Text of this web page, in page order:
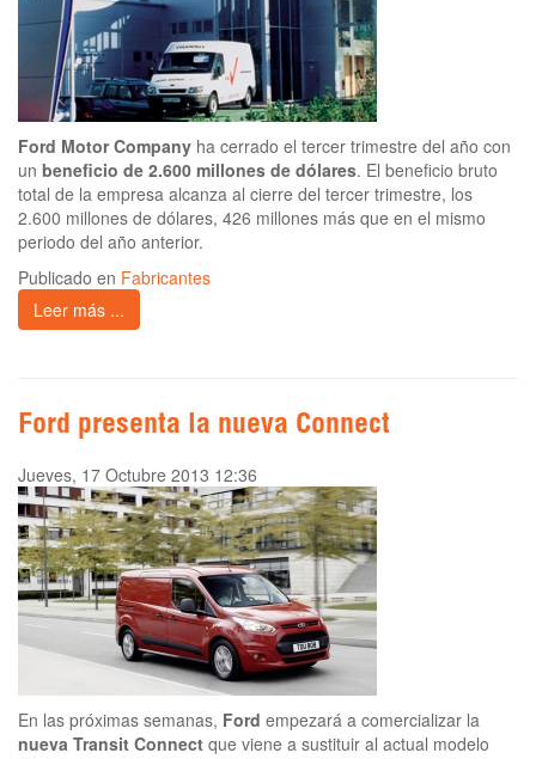
Ford Motor Company ha cerrado el tercer trimestre del año con
un beneficio de 2.600 millones de dólares. El beneficio bruto
total de la empresa alcanza al cierre del tercer trimestre, los
2.600 millones de dólares, 426 millones más que en el mismo
periodo del año anterior.
Publicado en Fabricantes
Leer más ...
Ford presenta la nueva Connect
Jueves, 17 Octubre 2013 12:36
En las próximas semanas, Ford empezará a comercializar la
nueva Transit Connect que viene a sustituir al actual modelo